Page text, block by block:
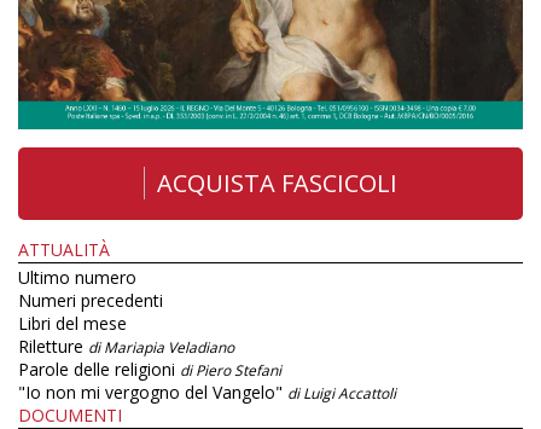
ACQUISTA FASCICOLI
ATTUALITÀ
Ultimo numero
Numeri precedenti
Libri del mese
Riletture di Mariapia Veladiano
Parole delle religioni di Piero Stefani
"Io non mi vergogno del Vangelo" di Luigi Accattoli
DOCUMENTI